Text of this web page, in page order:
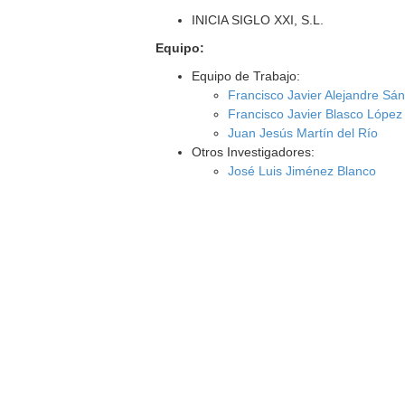
INICIA SIGLO XXI, S.L.
Equipo:
Equipo de Trabajo:
Francisco Javier Alejandre
Francisco Javier Blasco López
Juan Jesús Martín del Río
Otros Investigadores:
José Luis Jiménez Blanco